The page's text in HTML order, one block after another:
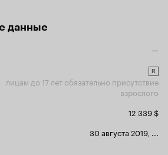
данные
—
R
лицам до 17 лет обязательно присутствие
взрослого
12 339 $
30 августа 2019,